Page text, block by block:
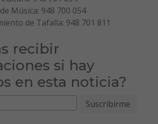
Música: 948 700 054
de Tafalla: 948 701 811
recibir
si hay
en esta noticia?